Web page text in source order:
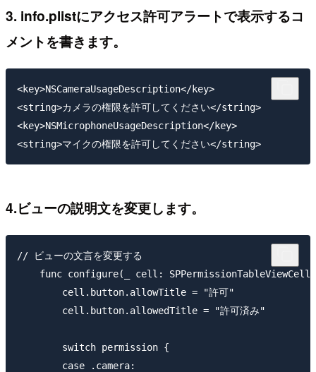
3. info.plistにアクセス許可アラートで表示するコ
メントを書きます。
<key>NSCameraUsageDescription</key>
<string>カメラの権限を許可してください</string>
<key>NSMicrophoneUsageDescription</key>
4.ビューの説明文を変更します。
// ビューの文言を変更する
func configure(_ cell:
        cell.button.allowTitle = "許可"
        cell.button.allowedTitle = "許可済み"
        switch permission {
        case .camera: